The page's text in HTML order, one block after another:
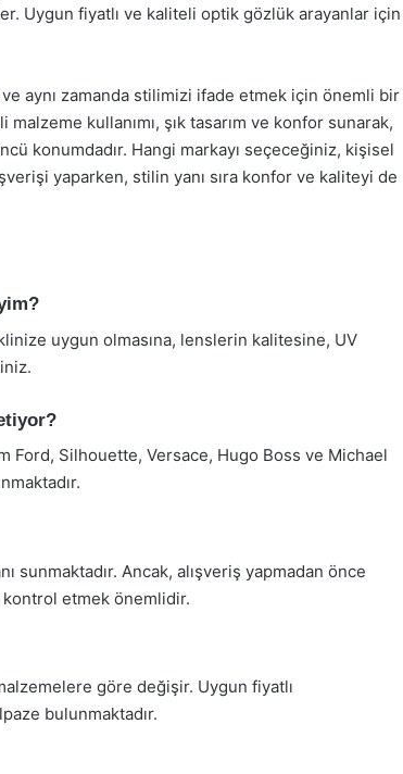
Uygun fiyatlı ve kaliteli optik gözlük arayanlar için
aynı zamanda stilimizi ifade etmek için önemli bir
kullanımı, şık tasarım ve konfor sunarak,
konumdadır. Hangi markayı seçeceğiniz, kişisel
yaparken, stilin yanı sıra konfor ve kaliteyi de
uygun olmasına, lenslerin kalitesine, UV
Ford, Silhouette, Versace, Hugo Boss ve Michael
sunmaktadır. Ancak, alışveriş yapmadan önce
kontrol etmek önemlidir.
göre değişir. Uygun fiyatlı
bulunmaktadır.